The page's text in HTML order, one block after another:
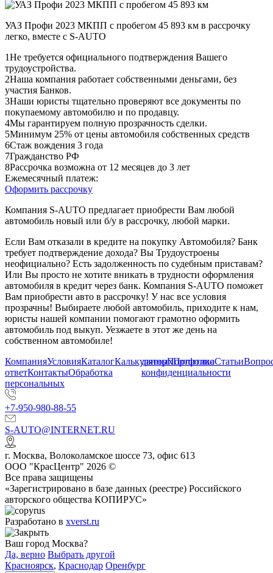
УАЗ Профи 2023 МКПП с пробегом 45 893 км в рассрочку
легко, вместе с S-AUTO
1Не требуется официального подтверждения Вашего
трудоустройства.
2Наша компания работает собственными деньгами, без
участия Банков.
3Наши юристы тщательно проверяют все документы по
покупаемому автомобилю и по продавцу.
4Мы гарантируем полную прозрачность сделки.
5Минимум 25% от цены автомобиля собственных средств
6Стаж вождения 3 года
7Гражданство РФ
8Рассрочка возможна от 12 месяцев до 3 лет
Ежемесячный платеж:
Оформить рассрочку
Компания S-AUTO предлагает приобрести Вам любой
автомобиль новый или б/у в рассрочку, любой марки.
Если Вам отказали в кредите на покупку Автомобиля? Банк
требует подтверждение дохода? Вы Трудоустроены
неофициально? Есть задолженность по судебным приставам?
Или Вы просто не хотите вникать в трудности оформления
автомобиля в кредит через банк. Компания S-AUTO поможет
Вам приобрести авто в рассрочку! У нас все условия
прозрачны! Выбираете любой автомобиль, приходите к нам,
юристы нашей компании помогают грамотно оформить
автомобиль под выкуп. Уезжаете в этот же день на
собственном автомобиле!
КомпанияУсловияКаталогКалькуляторПортфолиоСтатьи
ответКонтактыОбработка
персональных
данныхПолитика
конфиденциальности
+7-950-980-88-55
S-AUTO@INTERNET.RU
г. Москва, Волоколамское шоссе 73, офис 613
ООО "КрасЦентр" 2026 ©
Все права защищены
«Зарегистрировано в базе данных (реестре) Российского
авторского общества КОПИРУС»
Разработано в xverst.ru
Ваш город Москва?
Да, верно Выбрать другой
Красноярск, Краснодар Оренбург